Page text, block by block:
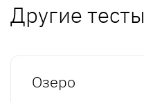
Другие тесты
Озеро